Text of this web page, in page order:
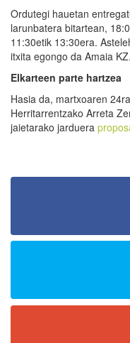
Ordutegi hauetan
larunbatera bitartean,
11:30etik 13:30era.
itxita egongo da Amaia KZ.
Elkarteen parte hartzea
Hasia da, martxoaren
Herritarrentzako Arreta
jaietarako jarduera